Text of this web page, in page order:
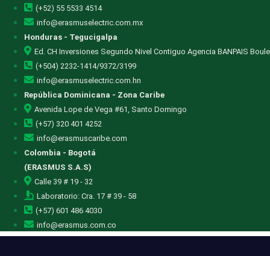
(+52) 55 5533 4514
info@erasmuselectric.com.mx
Honduras - Tegucigalpa
Ed. CH Inversiones Segundo Nivel Contiguo Agencia BANPAIS
(+504) 2232-1414/9372/3199
info@erasmuselectric.com.hn
República Dominicana - Zona Caribe
Avenida Lope de Vega #61, Santo Domingo
(+57) 320 401 4252
info@erasmuscaribe.com
Colombia - Bogotá
(ERASMUS S.A.S)
Calle 39 # 19 - 32
Laboratorio: Cra. 17 # 39 - 58
(+57) 601 486 4030
info@erasmus.com.co